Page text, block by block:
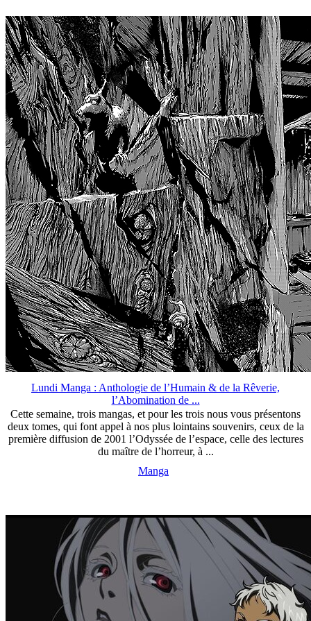
Lundi Manga : Anthologie de l’Humain & de la Rêverie,
l’Abomination de ...
Cette semaine, trois mangas, et pour les trois nous vous présentons
deux tomes, qui font appel à nos plus lointains souvenirs, ceux de la
première diffusion de 2001 l’Odyssée de l’espace, celle des lectures
du maître de l’horreur, à ...
Manga